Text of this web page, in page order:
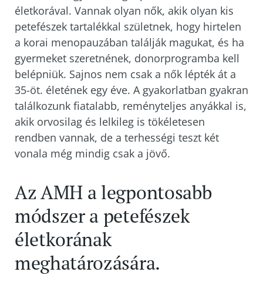
életkorával. Vannak olyan nők, akik olyan kis
petefészek tartalékkal születnek, hogy hirtelen
a korai menopauzában találják magukat, és ha
gyermeket szeretnének, donorprogramba kell
belépniük. Sajnos nem csak a nők lépték át a
35-öt. életének egy éve. A gyakorlatban gyakran
találkozunk fiatalabb, reményteljes anyákkal is,
akik orvosilag és lelkileg is tökéletesen
rendben vannak, de a terhességi teszt két
vonala még mindig csak a jövő.
Az AMH a legpontosabb
módszer a petefészek
életkorának
meghatározására.